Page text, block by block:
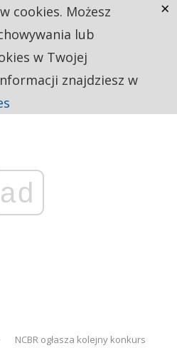
ad
NCBR ogłasza kolejny konkurs
cookies. Możesz
lub
w Twojej
znajdziesz w
×